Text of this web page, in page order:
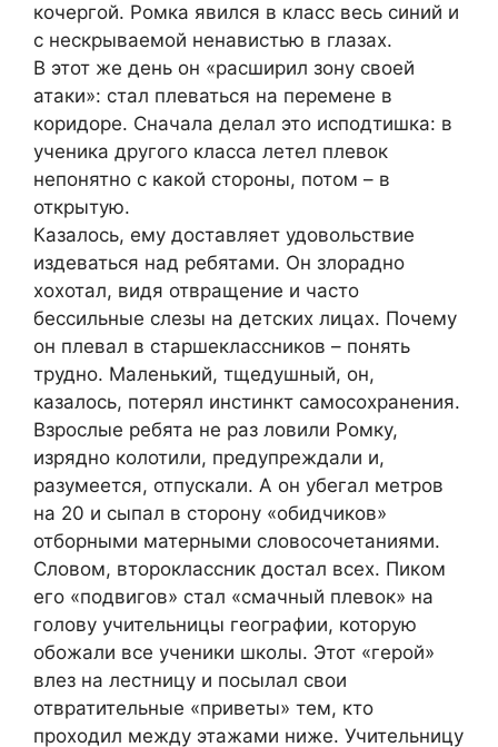
кочергой. Ромка явился в класс весь синий и
с нескрываемой ненавистью в глазах.
В этот же день он «расширил зону своей
атаки»: стал плеваться на перемене в
коридоре. Сначала делал это исподтишка: в
ученика другого класса летел плевок
непонятно с какой стороны, потом – в
открытую.
Казалось, ему доставляет удовольствие
издеваться над ребятами. Он злорадно
хохотал, видя отвращение и часто
бессильные слезы на детских лицах. Почему
он плевал в старшеклассников – понять
трудно. Маленький, тщедушный, он,
казалось, потерял инстинкт самосохранения.
Взрослые ребята не раз ловили Ромку,
изрядно колотили, предупреждали и,
разумеется, отпускали. А он убегал метров
на 20 и сыпал в сторону «обидчиков»
отборными матерными словосочетаниями.
Словом, второклассник достал всех. Пиком
его «подвигов» стал «смачный плевок» на
голову учительницы географии, которую
обожали все ученики школы. Этот «герой»
влез на лестницу и посылал свои
отвратительные «приветы» тем, кто
проходил между этажами ниже. Учительницу